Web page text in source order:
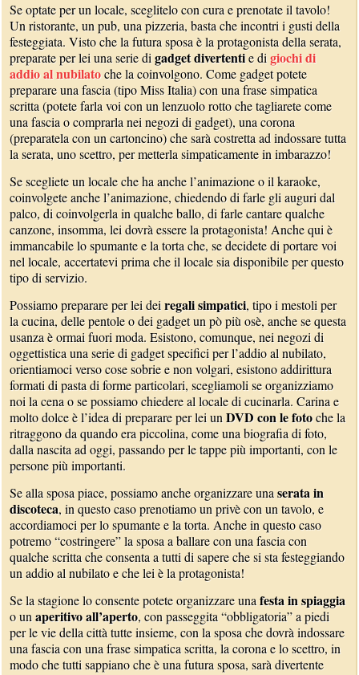
Se optate per un locale, sceglitelo con cura e prenotate il tavolo!
Un ristorante, un pub, una pizzeria, basta che incontri i gusti della
festeggiata. Visto che la futura sposa è la protagonista della serata,
preparate per lei una serie digadget divertentie digiochi di
addio al nubilatoche la coinvolgono. Come gadget potete
preparare una fascia (tipo Miss Italia) con una frase simpatica
scritta (potete farla voi con un lenzuolo rotto che tagliarete come
una fascia o comprarla nei negozi di gadget), una corona
(preparatela con un cartoncino) che sarà costretta ad indossare tutta
la serata, uno scettro, per metterla simpaticamente in imbarazzo!
Se scegliete un locale che ha anche l’animazione o il karaoke,
coinvolgete anche l’animazione, chiedendo di farle gli auguri dal
palco, di coinvolgerla in qualche ballo, di farle cantare qualche
canzone, insomma, lei dovrà essere la protagonista! Anche qui è
immancabile lo spumante e la torta che, se decidete di portare voi
nel locale, accertatevi prima che il locale sia disponibile per questo
tipo di servizio.
Possiamo preparare per lei deiregali simpatici, tipo i mestoli per
la cucina, delle pentole o dei gadget un pò più osè, anche se questa
usanza è ormai fuori moda. Esistono, comunque, nei negozi di
oggettistica una serie di gadget specifici per l’addio al nubilato,
orientiamoci verso cose sobrie e non volgari, esistono addirittura
formati di pasta di forme particolari, scegliamoli se organizziamo
noi la cena o se possiamo chiedere al locale di cucinarla. Carina e
molto dolce è l’idea di preparare per lei unDVD con le fotoche la
ritraggono da quando era piccolina, come una biografia di foto,
dalla nascita ad oggi, passando per le tappe più importanti, con le
persone più importanti.
Se alla sposa piace, possiamo anche organizzare unaserata in
discoteca, in questo caso prenotiamo un privè con un tavolo, e
accordiamoci per lo spumante e la torta. Anche in questo caso
potremo “costringere” la sposa a ballare con una fascia con
qualche scritta che consenta a tutti di sapere che si sta festeggiando
un addio al nubilato e che lei è la protagonista!
Se la stagione lo consente potete organizzare unafesta in spiaggia
o unaperitivo all’aperto, con passeggita “obbligatoria” a piedi
per le vie della città tutte insieme, con la sposa che dovrà indossare
una fascia con una frase simpatica scritta, la corona e lo scettro, in
modo che tutti sappiano che è una futura sposa, sarà divertente